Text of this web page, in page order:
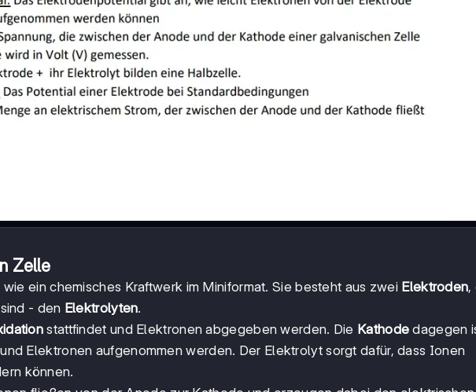
Zelle
ein chemisches Kraftwerk im Miniformat. Sie besteht aus zwei Elektroden,
- den Elektrolyten.
stattfindet und Elektronen abgegeben werden. Die Kathode dagegen
Elektronen aufgenommen werden. Der Elektrolyt sorgt dafür, dass Ionen
können.